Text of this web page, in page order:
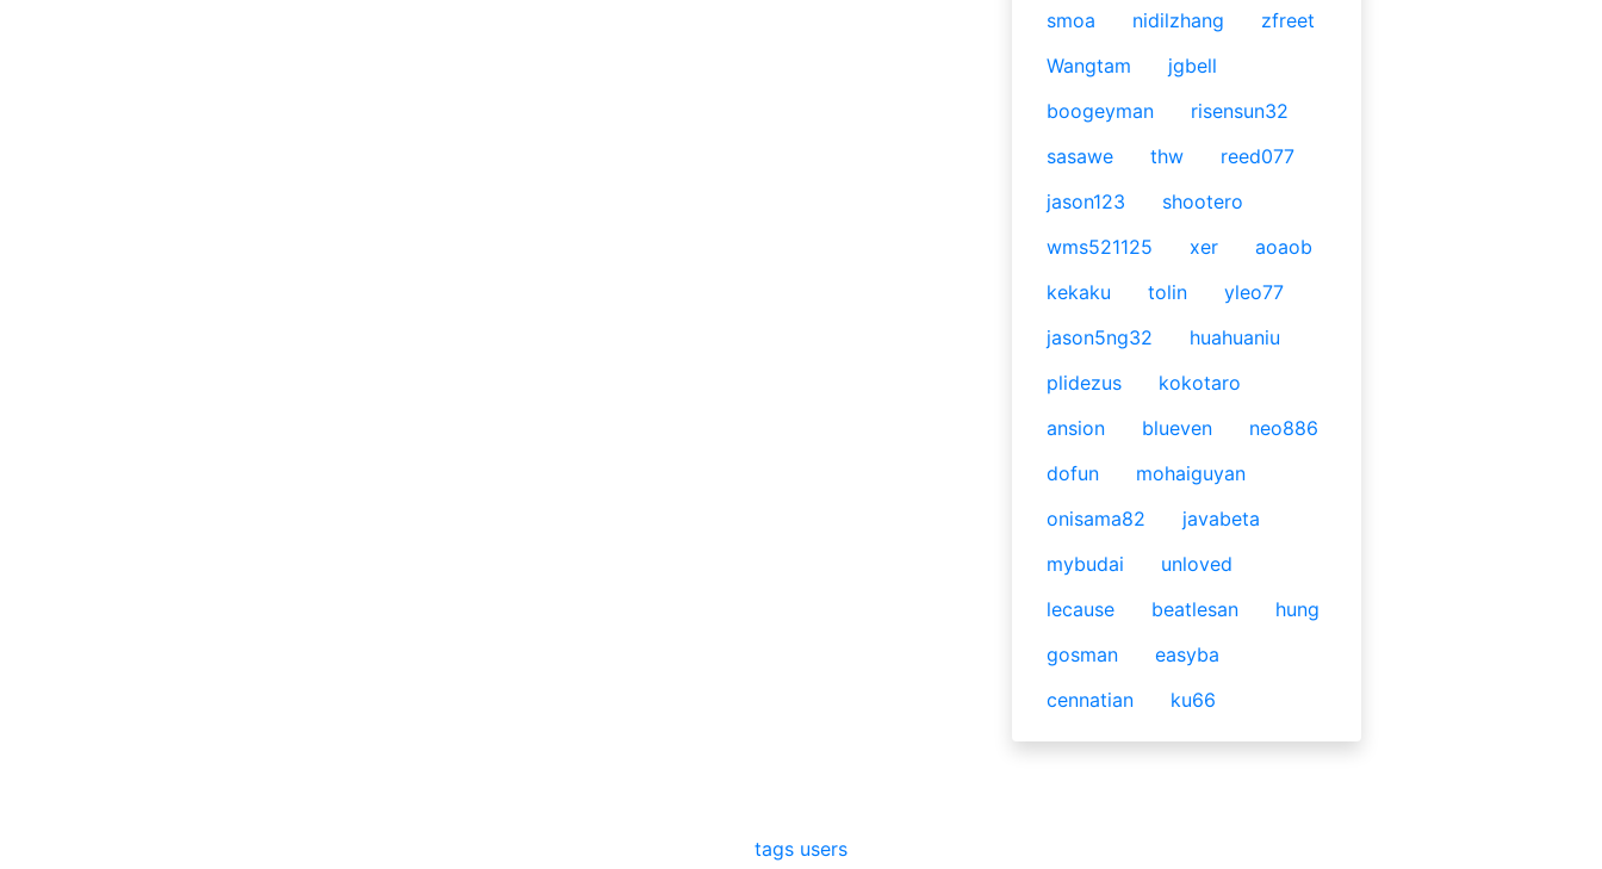
smoa
nidilzhang
zfreet
Wangtam
jgbell
boogeyman
risensun32
sasawe
thw
reed077
jason123
shootero
wms521125
xer
aoaob
kekaku
tolin
yleo77
jason5ng32
huahuaniu
plidezus
kokotaro
ansion
blueven
neo886
dofun
mohaiguyan
onisama82
javabeta
mybudai
unloved
lecause
beatlesan
hung
gosman
easyba
cennatian
ku66
tags users